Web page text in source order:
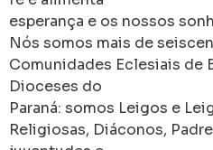
esperança e os nossos
Nós somos mais de
Comunidades Eclesiais de
Dioceses do
Paraná: somos Leigos e
Religiosas, Diáconos,